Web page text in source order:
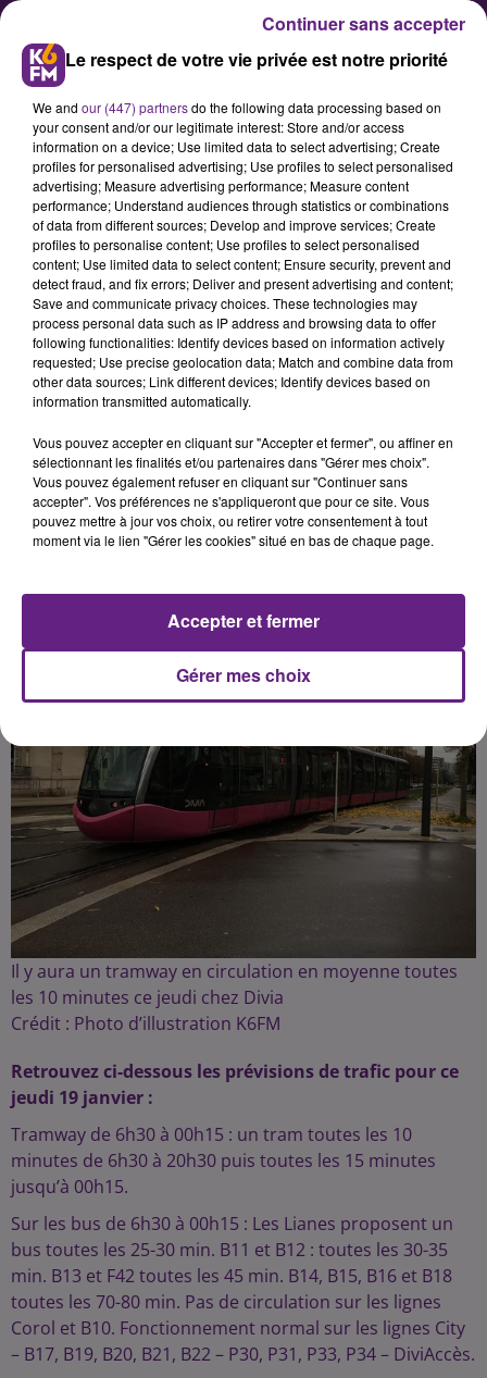
Grève de jeudi : le trafic sera
perturbé chez Divia
En raison de la journée de grève et
de mobilisation contre la réforme
des retraites, le trafic sera perturbé
ce jeudi sur les deux lignes du
lignes de bus de la métropole
dijonnaise.
Publié : 17 janvier 2023 à 17h59 par la rédaction
Il y aura un tramway en circulation en moyenne toutes
les 10 minutes ce jeudi chez Divia
Crédit : Photo d’illustration K6FM
Retrouvez ci-dessous les prévisions de trafic pour ce
jeudi 19 janvier :
Tramway de 6h30 à 00h15 : un tram toutes les 10
minutes de 6h30 à 20h30 puis toutes les 15 minutes
jusqu’à 00h15.
Sur les bus de 6h30 à 00h15 : Les Lianes proposent un
bus toutes les 25-30 min. B11 et B12 : toutes les 30-35
min. B13 et F42 toutes les 45 min. B14, B15, B16 et B18
toutes les 70-80 min. Pas de circulation sur les lignes
Corol et B10. Fonctionnement normal sur les lignes City
– B17, B19, B20, B21, B22 – P30, P31, P33, P34 – DiviAccès.
Le respect de votre vie privée est notre priorité
We and our (447) partnersdo the following data processing based on
your consent and/or our legitimate interest: Store and/or access
information on a device; Use limited data to select advertising; Create
profiles for personalised advertising; Use profiles to select personalised
advertising; Measure advertising performance; Measure content
performance; Understand audiences through statistics or combinations
of data from different sources; Develop and improve services; Create
profiles to personalise content; Use profiles to select personalised
content; Use limited data to select content; Ensure security, prevent and
detect fraud, and fix errors; Deliver and present advertising and content;
Save and communicate privacy choices. These technologies may
process personal data such as IP address and browsing data to offer
following functionalities: Identify devices based on information actively
requested; Use precise geolocation data; Match and combine data from
other data sources; Link different devices; Identify devices based on
information transmitted automatically.
Vous pouvez accepter en cliquant sur "Accepter et fermer", ou affiner en
sélectionnant les finalités et/ou partenaires dans "Gérer mes choix".
Vous pouvez également refuser en cliquant sur "Continuer sans
accepter". Vos préférences ne s'appliqueront que pour ce site. Vous
pouvez mettre à jour vos choix, ou retirer votre consentement à tout
moment via le lien "Gérer les cookies" situé en bas de chaque page.
Gérer mes choix
Accepter et fermer
Continuer sans accepter